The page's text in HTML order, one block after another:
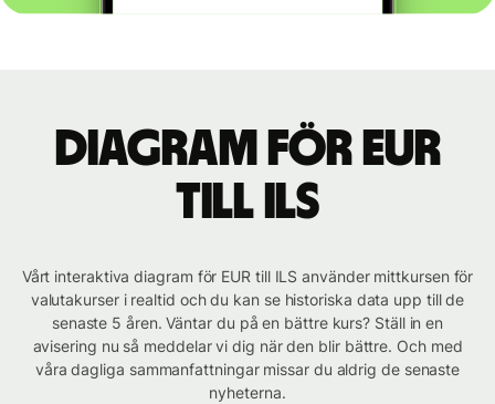
Diagram för EUR
till ILS
Vårt interaktiva diagram för EUR till ILS använder mittkursen för
valutakurser i realtid och du kan se historiska data upp till de
senaste 5 åren. Väntar du på en bättre kurs? Ställ in en
avisering nu så meddelar vi dig när den blir bättre. Och med
våra dagliga sammanfattningar missar du aldrig de senaste
nyheterna.